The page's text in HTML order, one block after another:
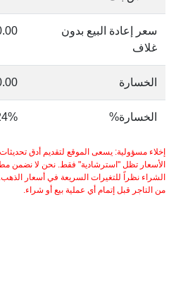
سعر إعادة البيع بدون
غلاف
الخسارة
الخسارة%
إخلاء مسؤولية: يسعى الموقع لتقديم أدق
الأسعار تظل "استرشادية" فقط. نحن لا نضمن
الشراء نظراً للتغيرات السريعة في أسعار
من التاجر قبل إتمام أي عملية بيع أو شراء.